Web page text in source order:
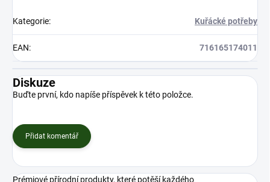
Kategorie: Kuřácké potřeby
EAN: 716165174011
Diskuze
Buďte první, kdo napíše příspěvek k této položce.
Přidat komentář
Prémiové přírodní produkty, které potěší každého